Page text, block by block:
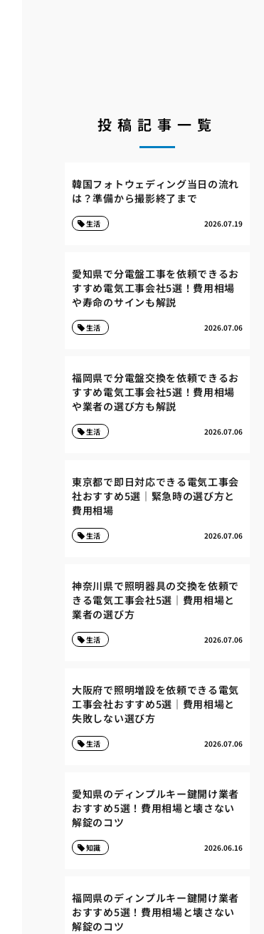
投稿記事一覧
韓国フォトウェディング当日の流れ
は？準備から撮影終了まで
2026.07.19
生活
愛知県で分電盤工事を依頼できるお
すすめ電気工事会社5選！費用相場
や寿命のサインも解説
2026.07.06
生活
福岡県で分電盤交換を依頼できるお
すすめ電気工事会社5選！費用相場
や業者の選び方も解説
2026.07.06
生活
東京都で即日対応できる電気工事会
社おすすめ5選｜緊急時の選び方と
費用相場
2026.07.06
生活
神奈川県で照明器具の交換を依頼で
きる電気工事会社5選｜費用相場と
業者の選び方
2026.07.06
生活
大阪府で照明増設を依頼できる電気
工事会社おすすめ5選｜費用相場と
失敗しない選び方
2026.07.06
生活
愛知県のディンプルキー鍵開け業者
おすすめ5選！費用相場と壊さない
解錠のコツ
2026.06.16
知識
福岡県のディンプルキー鍵開け業者
おすすめ5選！費用相場と壊さない
解錠のコツ